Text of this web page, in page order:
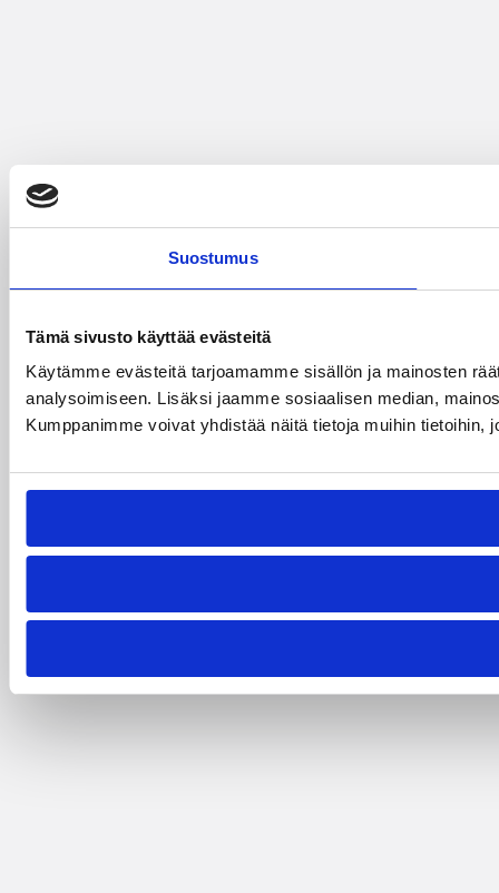
Suostumus
Tämä sivusto käyttää evästeitä
Käytämme evästeitä tarjoamamme sisällön ja mainosten
analysoimiseen. Lisäksi jaamme sosiaalisen median,
Kumppanimme voivat yhdistää näitä tietoja muihin tietoihin,